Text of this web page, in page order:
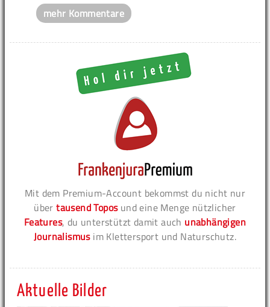
mehr Kommentare
Mit dem Premium-Account bekommst du nicht nur
übertausend Toposund eine Menge nützlicher
Features, du unterstützt damit auch unabhängigen
Journalismusim Klettersport und Naturschutz.
Aktuelle Bilder